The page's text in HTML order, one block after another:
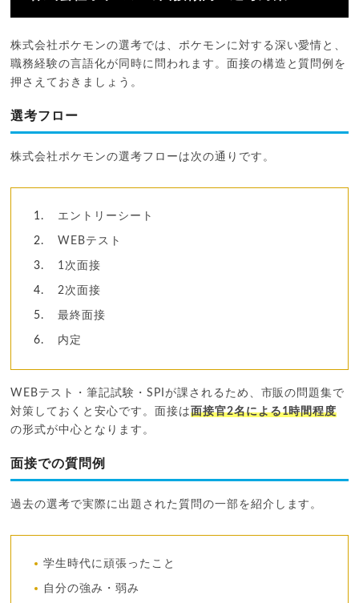
株式会社ポケモンの選考では、ポケモンに対する深い愛情と、
職務経験の言語化が同時に問われます。面接の構造と質問例を
押さえておきましょう。
選考フロー
株式会社ポケモンの選考フローは次の通りです。
エントリーシート
WEBテスト
1次面接
2次面接
最終面接
内定
WEBテスト・筆記試験・SPIが課されるため、市販の問題集で
対策しておくと安心です。面接は面接官2名による1時間程度
の形式が中心となります。
面接での質問例
過去の選考で実際に出題された質問の一部を紹介します。
学生時代に頑張ったこと
自分の強み・弱み